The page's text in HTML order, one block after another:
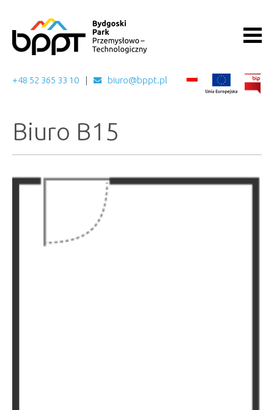
+48 52 365 33 10 biuro@bppt.pl
Biuro B15